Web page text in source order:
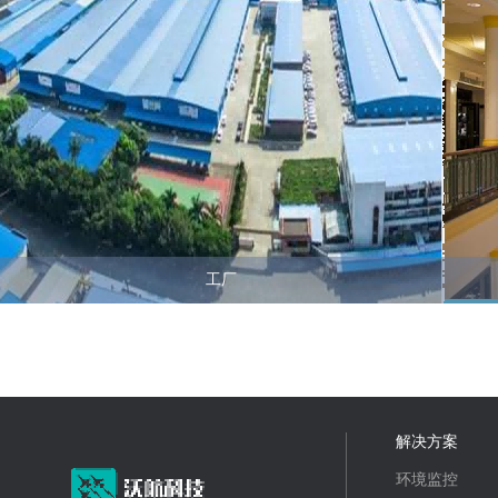
工厂
解决方案
环境监控